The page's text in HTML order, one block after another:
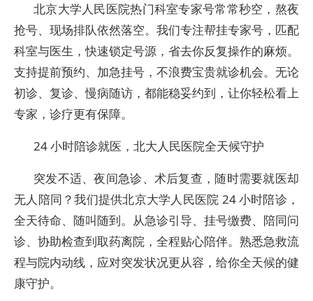
北京大学人民医院热门科室专家号常常秒空，熬夜
抢号、现场排队依然落空。我们专注帮挂专家号，匹配
科室与医生，快速锁定号源，省去你反复操作的麻烦。
支持提前预约、加急挂号，不浪费宝贵就诊机会。无论
初诊、复诊、慢病随访，都能稳妥约到，让你轻松看上
专家，诊疗更有保障。
24 小时陪诊就医，北大人民医院全天候守护
突发不适、夜间急诊、术后复查，随时需要就医却
无人陪同？我们提供北京大学人民医院 24 小时陪诊，
全天待命、随叫随到。从急诊引导、挂号缴费、陪同问
诊、协助检查到取药离院，全程贴心陪伴。熟悉急救流
程与院内动线，应对突发状况更从容，给你全天候的健
康守护。